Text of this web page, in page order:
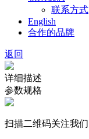
联系方式
English
合作的品牌
返回
详细描述
参数规格
扫描二维码关注我们